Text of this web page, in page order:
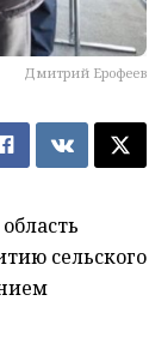
Дмитрий Ерофеев
сельского